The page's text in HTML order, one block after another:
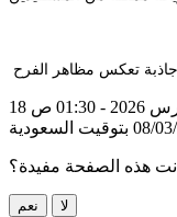
جاذبة تعكس مظاهر الفرح
- 01:30 ص
هذه الصفحة مفيدة؟
نعم لا